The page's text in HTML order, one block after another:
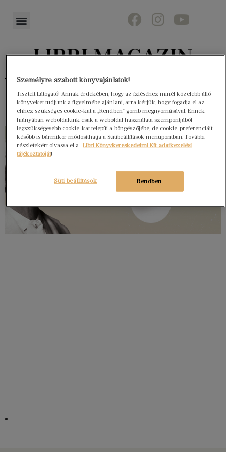
Könyvektől az olvasókig
Személyre szabott könyvajánlatok!
Tisztelt Látogató! Annak érdekében, hogy az ízléséhez minél közelebb álló
könyveket tudjunk a figyelmébe ajánlani, arra kérjük, hogy fogadja el az
ehhez szükséges cookie-kat a „Rendben” gomb megnyomásával. Ennek
hiányában weboldalunk csak a weboldal használata szempontjából
legszükségesebb cookie-kat telepíti a böngészőjébe, de cookie-preferenciáit
később is bármikor módosíthatja a Sütibeállítások menüpontban. További
részletekért olvassa el a
Libri Könyvkereskedelmi Kft. adatkezelési
tájékoztatóját!
Rendben
Süti beállítások